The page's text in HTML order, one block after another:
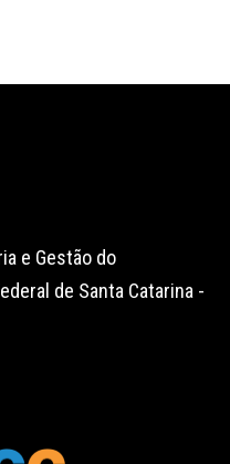
e Gestão do
de Santa Catarina -